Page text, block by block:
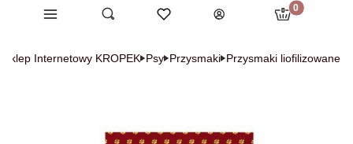
Menu Otwórz wyszukiwarkę
Szukaj Ulubione
Zaloguj się
Produkty w
Koszyk
Internetowy KROPEK Psy Przysmaki Przysmaki liofilizowane